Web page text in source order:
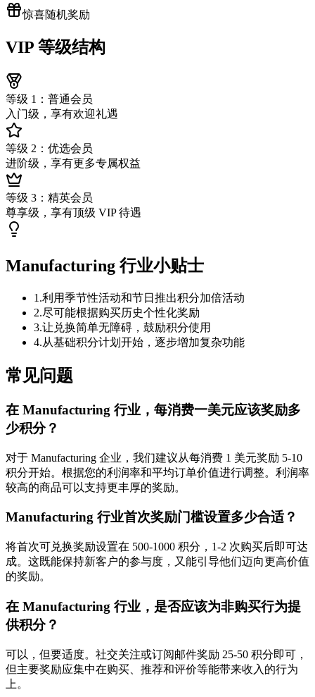
惊喜随机奖励
VIP 等级结构
等级 1：普通会员
入门级，享有欢迎礼遇
等级 2：优选会员
进阶级，享有更多专属权益
等级 3：精英会员
尊享级，享有顶级 VIP 待遇
Manufacturing 行业小贴士
1 .利用季节性活动和节日推出积分加倍活动
2.尽可能根据购买历史个性化奖励
3.让兑换简单无障碍，鼓励积分使用
4.从基础积分计划开始，逐步增加复杂功能
常见问题
在 Manufacturing 行业，每消费一美元应该奖励多
少积分？
对于 Manufacturing 企业，我们建议从每消费 1 美元奖励 5-10
积分开始。根据您的利润率和平均订单价值进行调整。利润率
较高的商品可以支持更丰厚的奖励。
Manufacturing 行业首次奖励门槛设置多少合适？
将首次可兑换奖励设置在 500-1000 积分，1-2 次购买后即可达
成。这既能保持新客户的参与度，又能引导他们迈向更高价值
的奖励。
在 Manufacturing 行业，是否应该为非购买行为提
供积分？
可以，但要适度。社交关注或订阅邮件奖励 25-50 积分即可，
但主要奖励应集中在购买、推荐和评价等能带来收入的行为
上。